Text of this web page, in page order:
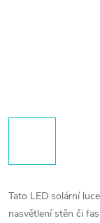
Tato LED solární
nasvětlení stěn či